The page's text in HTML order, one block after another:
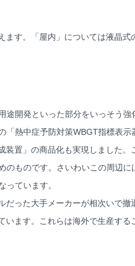
す。「屋内」については液晶
開発といった部分をいっそう強
熱中症予防対策WBGT指標表
置」の商品化も実現しました
ものです。さいわいこの周辺
っています。
った大手メーカーが相次いで
ます。これらは海外で生産する